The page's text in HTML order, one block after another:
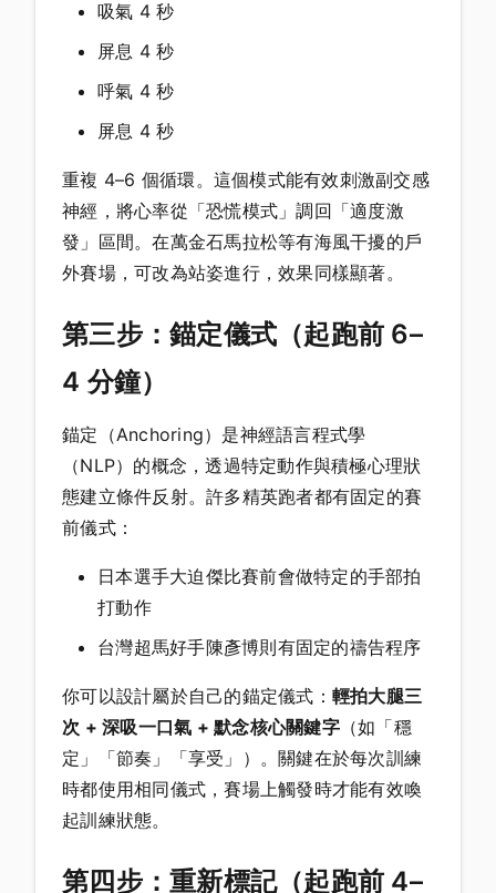
吸氣 4 秒
屏息 4 秒
呼氣 4 秒
屏息 4 秒
重複 4–6 個循環。這個模式能有效刺激副交感
神經，將心率從「恐慌模式」調回「適度激
發」區間。在萬金石馬拉松等有海風干擾的戶
外賽場，可改為站姿進行，效果同樣顯著。
第三步：錨定儀式（起跑前 6–
4 分鐘）
錨定（Anchoring）是神經語言程式學
（NLP）的概念，透過特定動作與積極心理狀
態建立條件反射。許多精英跑者都有固定的賽
前儀式：
日本選手大迫傑比賽前會做特定的手部拍
打動作
台灣超馬好手陳彥博則有固定的禱告程序
你可以設計屬於自己的錨定儀式： 輕拍大腿三
次 + 深吸一口氣 + 默念核心關鍵字（如「穩
定」「節奏」「享受」）。關鍵在於每次訓練
時都使用相同儀式，賽場上觸發時才能有效喚
起訓練狀態。
第四步：重新標記（起跑前 4–